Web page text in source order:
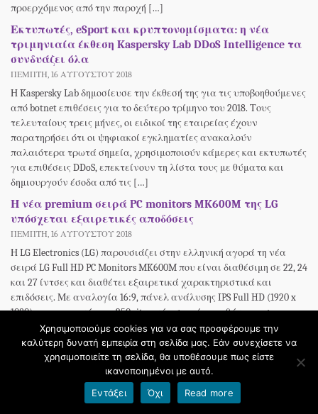
προερχόμενος από την παροχή […]
Εκτυπωτές, eSport και κρυπτονομίσματα: η νέα
τριμηνιαία έκθεση Kaspersky Lab DDoS Intelligence τα
συνδυάζει όλα
ΠΈΜΠΤΗ, 16 ΑΥΓΟΎΣΤΟΥ 2018
Η Kaspersky Lab δημοσίευσε την έκθεσή της για τις υποβοηθούμενες
από botnet επιθέσεις για το δεύτερο τρίμηνο του 2018. Τους
τελευταίους τρεις μήνες, οι ειδικοί της εταιρείας έχουν
παρατηρήσει ότι οι ψηφιακοί εγκληματίες ανακαλούν
παλαιότερα τρωτά σημεία, χρησιμοποιούν κάμερες και εκτυπωτές
για επιθέσεις DDoS, επεκτείνουν τη λίστα τους με θύματα και
δημιουργούν έσοδα από τις […]
Η νέα premium σειρά PC monitors MK600M της LG
υπόσχεται εξαιρετικές αποδόσεις
ΠΈΜΠΤΗ, 16 ΑΥΓΟΎΣΤΟΥ 2018
Η LG Electronics (LG) παρουσιάζει στην ελληνική αγορά τη νέα
σειρά LG Full HD PC Monitors MK600M που είναι διαθέσιμη σε 22, 24
και 27 ίντσες και διαθέτει εξαιρετικά χαρακτηριστικά και
επιδόσεις. Με αναλογία 16:9, πάνελ ανάλυσης IPS Full HD (1920 x
1080), και φωτεινότητα 250nits η νέα σειρά απευθύνεται σε
εκείνους που επιλέγουν εξαιρετικά […]
Με επιτυχία στέφθηκε η παρουσία της Epsilon Net και
στη φετινή HORECA
Για τρίτη συνεχή χρονιά, η Epsilon Net έδωσε ηχηρό παρών στη
Χρησιμοποιούμε cookies για να σας προσφέρουμε την
καλύτερη δυνατή εμπειρία στη σελίδα μας. Εάν συνεχίσετε να
χρησιμοποιείτε τη σελίδα, θα υποθέσουμε πως είστε
ικανοποιημένοι με αυτό.
Εντάξει
Όχι Read more